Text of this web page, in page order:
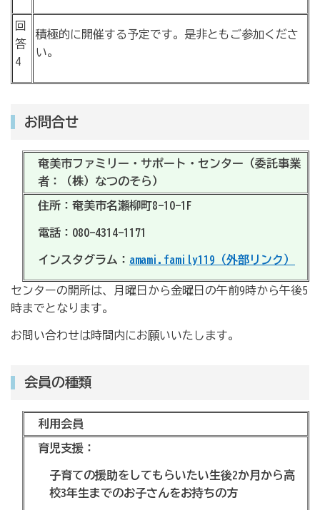
回
答
4
積極的に開催する予定です。是非ともご参加くださ
い。
お問合せ
奄美市ファミリー・サポート・センター（委託事業
者：（株）なつのそら）
住所：奄美市名瀬柳町8-10-1F
電話：080-4314-1171
インスタグラム： amami.family119（外部リンク）
センターの開所は、月曜日から金曜日の午前9時から午後5
時までとなります。
お問い合わせは時間内にお願いいたします。
会員の種類
利用会員
育児支援：
子育ての援助をしてもらいたい生後2か月から高
校3年生までのお子さんをお持ちの方